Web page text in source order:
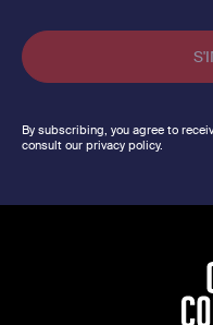
By subscribing, you agree to
consult our privacy policy.